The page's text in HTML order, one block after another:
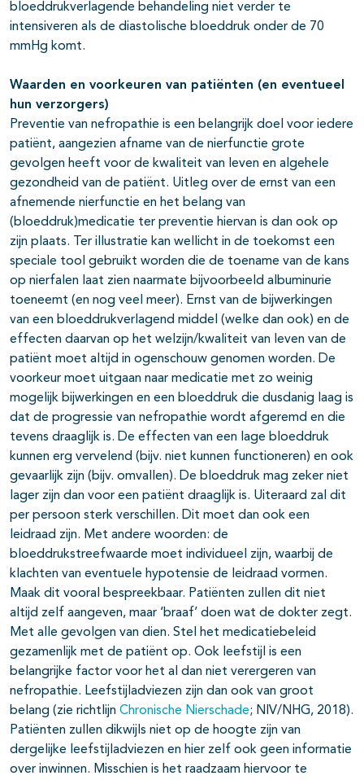
bloeddrukverlagende behandeling niet verder te
intensiveren als de diastolische bloeddruk onder de 70
mmHg komt.
Waarden en voorkeuren van patiënten (en eventueel
hun verzorgers)
Preventie van nefropathie is een belangrijk doel voor iedere
patiënt, aangezien afname van de nierfunctie grote
gevolgen heeft voor de kwaliteit van leven en algehele
gezondheid van de patiënt. Uitleg over de ernst van een
afnemende nierfunctie en het belang van
(bloeddruk)medicatie ter preventie hiervan is dan ook op
zijn plaats. Ter illustratie kan wellicht in de toekomst een
speciale tool gebruikt worden die de toename van de kans
op nierfalen laat zien naarmate bijvoorbeeld albuminurie
toeneemt (en nog veel meer). Ernst van de bijwerkingen
van een bloeddrukverlagend middel (welke dan ook) en de
effecten daarvan op het welzijn/kwaliteit van leven van de
patiënt moet altijd in ogenschouw genomen worden. De
voorkeur moet uitgaan naar medicatie met zo weinig
mogelijk bijwerkingen en een bloeddruk die dusdanig laag is
dat de progressie van nefropathie wordt afgeremd en die
tevens draaglijk is. De effecten van een lage bloeddruk
kunnen erg vervelend (bijv. niet kunnen functioneren) en ook
gevaarlijk zijn (bijv. omvallen). De bloeddruk mag zeker niet
lager zijn dan voor een patiënt draaglijk is. Uiteraard zal dit
per persoon sterk verschillen. Dit moet dan ook een
leidraad zijn. Met andere woorden: de
bloeddrukstreefwaarde moet individueel zijn, waarbij de
klachten van eventuele hypotensie de leidraad vormen.
Maak dit vooral bespreekbaar. Patiënten zullen dit niet
altijd zelf aangeven, maar ‘braaf’ doen wat de dokter zegt.
Met alle gevolgen van dien. Stel het medicatiebeleid
gezamenlijk met de patiënt op. Ook leefstijl is een
belangrijke factor voor het al dan niet verergeren van
nefropathie. Leefstijladviezen zijn dan ook van groot
belang (zie richtlijn Chronische Nierschade; NIV/NHG, 2018).
Patiënten zullen dikwijls niet op de hoogte zijn van
dergelijke leefstijladviezen en hier zelf ook geen informatie
over inwinnen. Misschien is het raadzaam hiervoor te